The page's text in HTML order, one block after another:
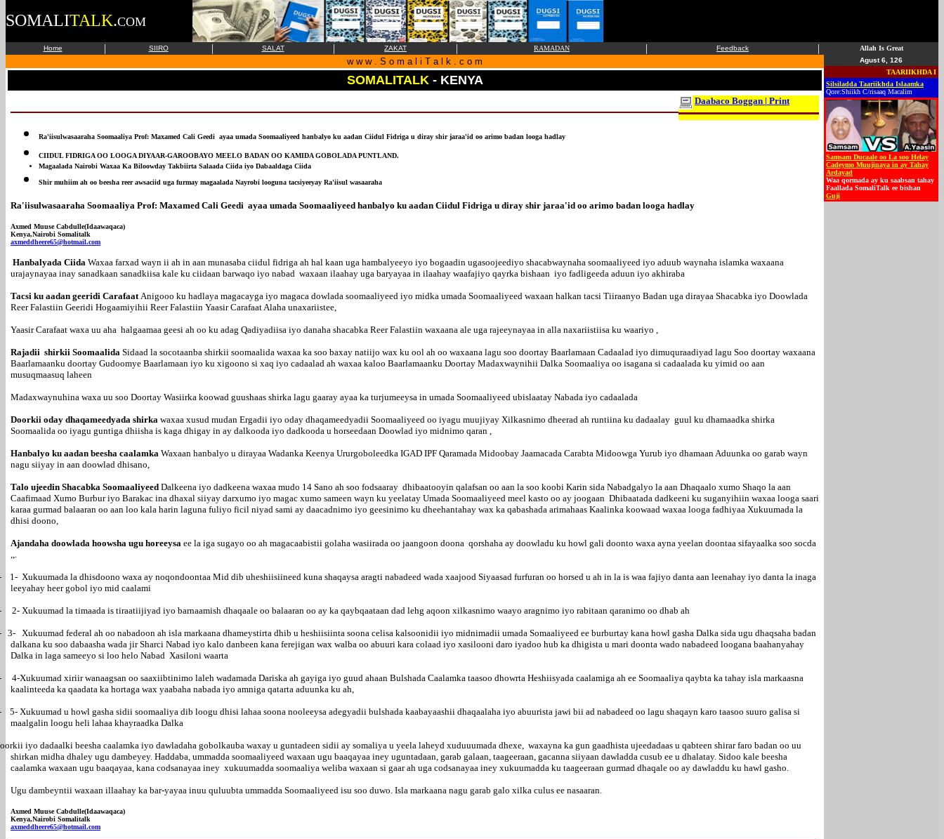
SOMALITALK.COM
Home | SIIRO | SALAT | ZAKAT | RAMADAN | Feedback |
w w w . S o m a l i T a l k . c o m
SOMALITALK- KENYA
Daabaco Boggan | Print
Ra'iisulwasaaraha Soomaaliya Prof: Maxamed Cali Geedi ayaa umada Soomaaliyeed hanbalyo ku aadan Ciidul Fidriga u diray shir jaraa'id oo arimo badan looga hadlay
CIIDUL FIDRIGA OO LOOGA DIYAAR-GAROOBAYO MEELO BADAN OO KAMIDA GOBOLADA PUNTLAND.
Magaalada Nairobi Waxaa Ka Biloowday Takbiirta Salaada Ciida iyo Dabaaldaga Ciida
Shir muhiim ah oo beesha reer awsaciid uga furmay magaalada Nayrobi looguna tacsiyeeyay Ra'iisul wasaaraha
Ra'iisulwasaaraha Soomaaliya Prof: Maxamed Cali Geedi ayaa umada Soomaaliyeed hanbalyo ku aadan Ciidul Fidriga u diray shir jaraa'id oo arimo badan looga hadlay
Axmed Muuse Cabdulle(Idaawaqaca)
Kenya,Nairobi Somalitalk
axmeddheere65@hotmail.com
Hanbalyada Ciida Waxaa farxad wayn ii ah in aan munasaba ciidul fidriga ah hal kaan uga hambalyeeyo iyo bogaadin ugasoojeediyo shacabwaynaha soomaaliyeed iyo aduub waynaha islamka waxaana
urajaynayaa inay sanadkaan sanadkiisa kale ku ciidaan barwaqo iyo nabad waxaan ilaahay uga baryayaa in ilaahay waafajiyo qayrka bishaan iyo fadligeeda aduun iyo akhiraba
Tacsi ku aadan geeridi Carafaat Anigooo ku hadlaya magacayga iyo magaca dowlada soomaaliyeed iyo midka umada Soomaaliyeed waxaan halkan tacsi Tiiraanyo Badan uga dirayaa Shacabka iyo Doowlada
Reer Falastiin Geeridi Hogaamiyihii Reer Falastiin Yaasir Carafaat Alaha unaxariistee,
Yaasir Carafaat waxa uu aha halgaamaa geesi ah oo ku adag Qadiyadiisa iyo danaha shacabka Reer Falastiin waxaana ale uga rajeeynayaa in alla naxariistiisa ku waariyo ,
Rajadii shirkii Soomaalida Sidaad la socotaanba shirkii soomaalida waxaa ka soo baxay natiijo wax ku ool ah oo waxaana lagu soo doortay Baarlamaan Cadaalad iyo dimuquraadiyad lagu Soo doortay waxaana
Baarlamaanku doortay Gudoomye Baarlamaan iyo ku xigoono si xaq iyo cadaalad ah waxaa kaloo Baarlamaanku Doortay Madaxwaynihii Dalka Soomaaliya oo isagana si cadaalada ku yimid oo aan
musuqmaasuq laheen
Madaxwaynuhina waxa uu soo Doortay Wasiirka koowad guushaas shirka lagu gaaray ayaa ka turjumeeysa in umada Soomaaliyeed ubislaatay Nabada iyo cadaalada
Doorkii oday dhaqameedyada shirka waxaa xusud mudan Ergadii iyo oday dhaqameedyadii Soomaaliyeed oo iyagu muujiyay Xilkasnimo dheerad ah runtiina ku dadaalay guul ku dhamaadka shirka
Soomaalida oo iyagu guntiga dhiisha is kaga dhigay in ay dalkooda iyo dadkooda u horseedaan Doowlad iyo midnimo qaran ,
Hanbalyo ku aadan beesha caalamka Waxaan hanbalyo u dirayaa Wadanka Keenya Ururgoboleedka IGAD IPF Qaramada Midoobay Jaamacada Carabta Midoowga Yurub iyo dhamaan Aduunka oo garab wayn
nagu siiyay in aan doowlad dhisano,
Talo ujeedin Shacabka Soomaaliyeed Dalkeena iyo dadkeena waxaa mudo 14 Sano ah soo fodsaaray dhibaatooyin qalafsan oo aan la soo koobi Karin sida Nabadgalyo la aan Dhaqaalo xumo Shaqo la aan
Caafimaad Xumo Burbur iyo Barakac ina dhaxal siiyay darxumo iyo magac xumo sameen wayn ku yeelatay Umada Soomaaliyeed meel kasto oo ay joogaan Dhibaatada dadkeeni ku suganyihiin waxaa looga saari
karaa gurmad balaaran oo aan loo kala harin laguna fuliyo ficil niyad sami ay daacadnimo iyo geesinimo ku dheehantahay wax ka qabashada arimahaas Kaalinka koowaad waxaa looga fadhiyaa Xukuumada la
dhisi doono,
Ajandaha doowlada hoowsha ugu horeeysa ee la iga sugayo oo ah magacaabistii golaha wasiirada oo jaangoon doona qorshaha ay doowladu ku howl gali doonto waxa ayna yeelan doontaa sifayaalka soo socda
1- Xukuumada la dhisdoono waxa ay noqondoontaa Mid dib uheshiisiineed kuna shaqaysa aragti nabadeed wada xaajood Siyaasad furfuran oo horsed u ah in la is waa fajiyo danta aan leenahay iyo danta la inaga
leeyahay heer gobol iyo mid caalami
2- Xukuumad la timaada is tiraatiijiyad iyo barnaamish dhaqaale oo balaaran oo ay ka qaybqaataan dad lehg aqoon xilkasnimo waayo aragnimo iyo rabitaan qaranimo oo dhab ah
3- Xukuumad federal ah oo nabadoon ah isla markaana dhameystirta dhib u heshiisiinta soona celisa kalsoonidii iyo midnimadii umada Somaaliyeed ee burburtay kana howl gasha Dalka sida ugu dhaqsaha badan
dalkana ku soo dabaasha wada jir Sharci Nabad iyo kalo danbeen kana ferejigan wax walba oo abuuri kara colaad iyo xasilooni daro iyadoo hub ka dhigista u mari doonta wado nabadeed loogana baahanyahay
Dalka in laga sameeyo si loo helo Nabad Xasiloni waarta
4-Xukuumad xiriir wanaagsan oo saaxiibtinimo laleh wadamada Dariska ah gayiga iyo guud ahaan Bulshada Caalamka taasoo dhowrta Heshiisyada caalamiga ah ee Soomaaliya qaybta ka tahay isla markaasna
kaalinteeda ka qaadata ka hortaga wax yaabaha nabada iyo amniga qatarta aduunka ku ah,
5- Xukuumad u howl gasha sidii soomaaliya dib loogu dhisi lahaa soona nooleeysa adegyadii bulshada kaabayaashii dhaqaalaha iyo abuurista jawi bii ad nabadeed oo lagu shaqayn karo taasoo suuro galisa si
maalgalin loogu heli lahaa khayraadka Dalka
iyo dadaalki beesha caalamka iyo dawladaha gobolkauba waxay u guntadeen sidii ay somaliya u yeela laheyd xuduuumada dhexe, waxayna ka gun gaadhista ujeedadaas u qabteen shirar faro badan oo uu
shirkan midha dhaley ugu dambeyey. Haddaba, ummadda soomaaliyeed waxaan ugu baaqayaa iney uguntadaan, garab galaan, taageeraan, gacanna siiyaan dawladda cusub ee u dhalatay. Sidoo kale beesha
caalamka waxaan ugu baaqayaa, kana codsanayaa iney xukuumadda soomaaliya weliba waxaan si gaar ah uga codsanayaa iney xukuumadda ku taageeraan gurmad dhaqale oo ay dawladdu ku hawl gasho.
Ugu dambeyntii waxaan illaahay ka bar-yayaa inuu quluubta ummadda Soomaaliyeed isu soo duwo. Isla markaana nagu garab galo xilka culus ee nasaaran.
Axmed Muuse Cabdulle(Idaawaqaca)
Kenya,Nairobi Somalitalk
axmeddheere65@hotmail.com
Allah Is Great
Agust 6, 126
TAARIIKHDA ISLAAMKA
Silsiladda Taariikhda Islaamka
Qore:Shiikh C/risaaq Macalim
Samsam Ducaale oo La soo Helay
Cadeymo Muujinaya in ay Tahay
Ardayad
Waa qormada ay ku saabsan tahay
Faallada SomaliTalk ee bishan
Guji